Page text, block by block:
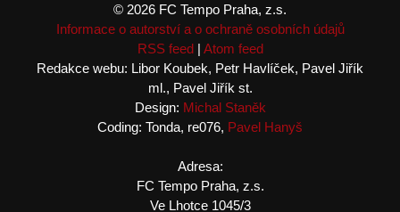
© 2026 FC Tempo Praha, z.s.
Informace o autorství a o ochraně osobních údajů
RSS feed| Atom feed
Redakce webu: Libor Koubek, Petr Havlíček, Pavel Jiřík
ml., Pavel Jiřík st.
Design: Michal Staněk
Coding: Tonda, re076, Pavel Hanyš
Adresa:
FC Tempo Praha, z.s.
Ve Lhotce 1045/3